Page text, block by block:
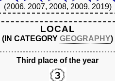
(2006, 2007, 2008, 2009, 2019)
LOCAL
(IN CATEGORYGEOGRAPHY)
Third place of the year